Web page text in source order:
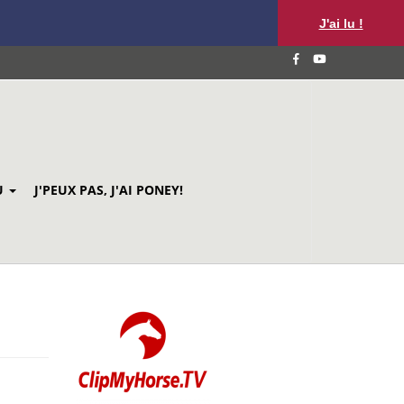
J'ai lu !
J'PEUX PAS, J'AI PONEY!